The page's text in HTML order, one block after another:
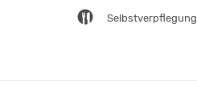
Selbstverpflegung